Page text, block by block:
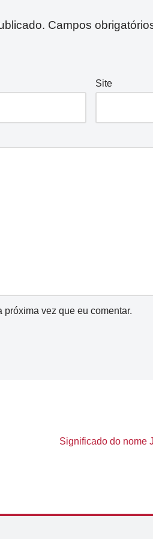
Campos
Site
vez que eu comentar.
Significado do nome